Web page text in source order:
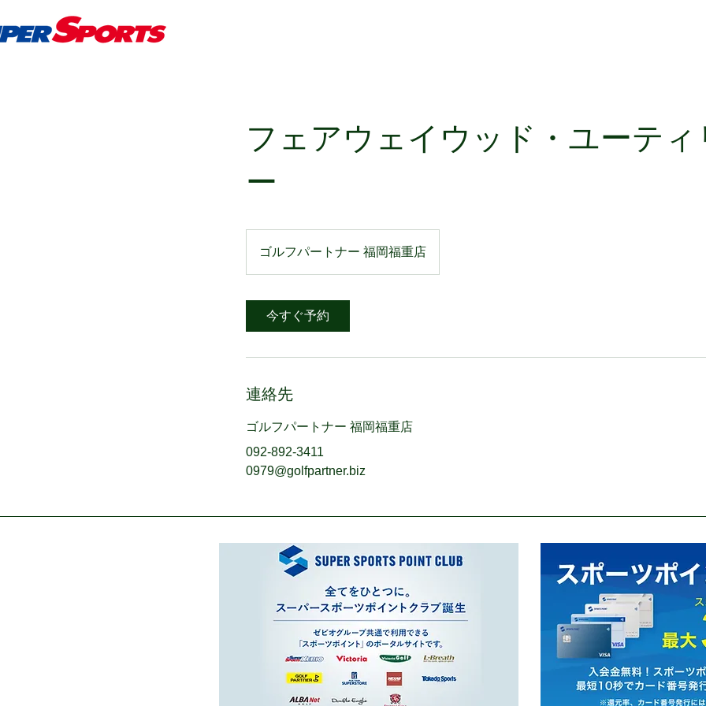
フェアウェイウッド・ユーティ
ー
ゴルフパートナー 福岡福重店
今すぐ予約
連絡先
ゴルフパートナー 福岡福重店
092-892-3411
0979@golfpartner.biz